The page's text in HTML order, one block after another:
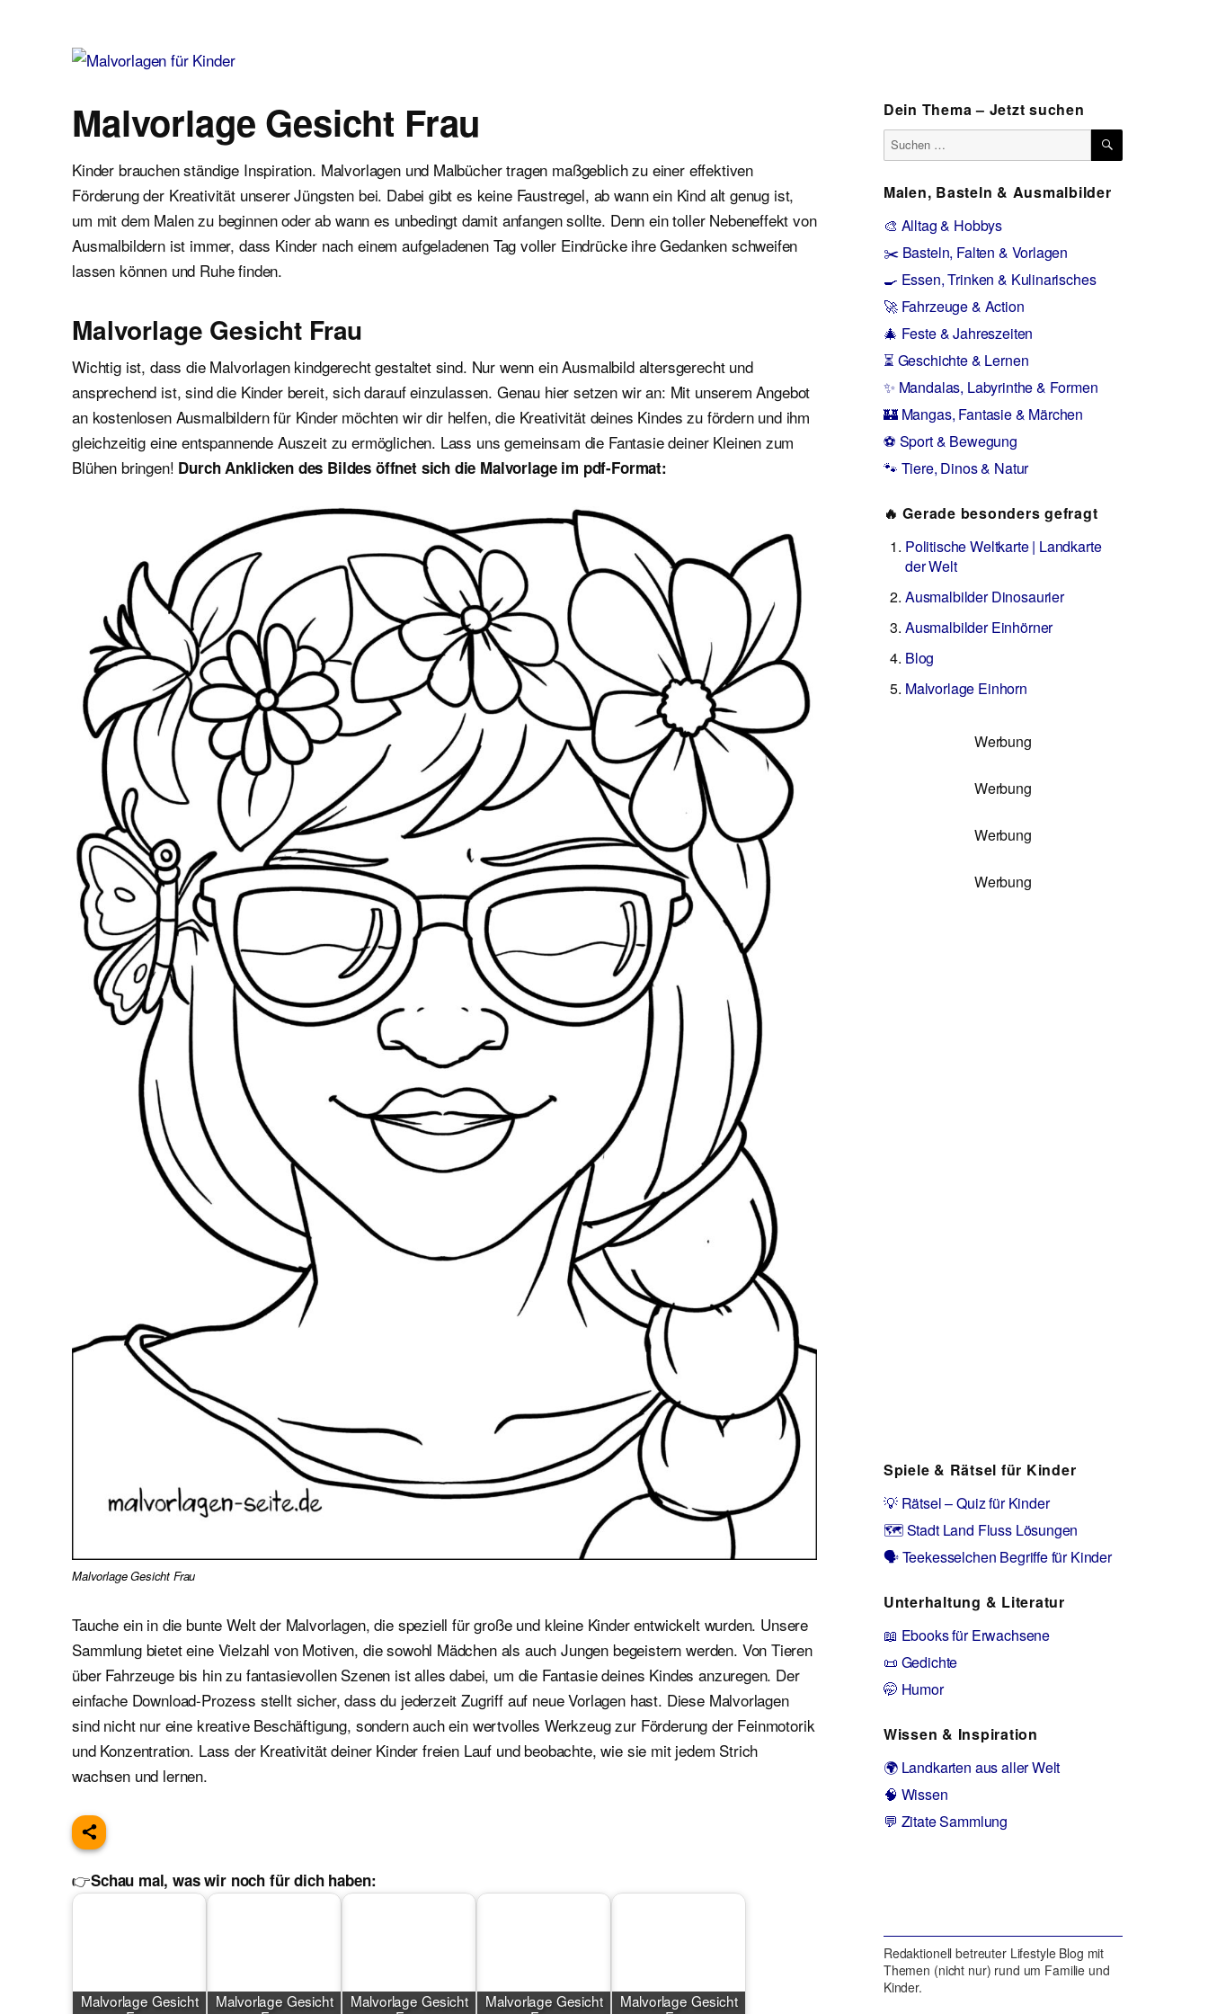
Malvorlage Gesicht Frau
Kinder brauchen ständige Inspiration. Malvorlagen und Malbücher tragen maßgeblich zu einer effektiven
Förderung der Kreativität unserer Jüngsten bei. Dabei gibt es keine Faustregel, ab wann ein Kind alt genug ist,
um mit dem Malen zu beginnen oder ab wann es unbedingt damit anfangen sollte. Denn ein toller Nebeneffekt von
Ausmalbildern ist immer, dass Kinder nach einem aufgeladenen Tag voller Eindrücke ihre Gedanken schweifen
lassen können und Ruhe finden.
Malvorlage Gesicht Frau
Wichtig ist, dass die Malvorlagen kindgerecht gestaltet sind. Nur wenn ein Ausmalbild altersgerecht und
ansprechend ist, sind die Kinder bereit, sich darauf einzulassen. Genau hier setzen wir an: Mit unserem Angebot
an kostenlosen Ausmalbildern für Kinder möchten wir dir helfen, die Kreativität deines Kindes zu fördern und ihm
gleichzeitig eine entspannende Auszeit zu ermöglichen. Lass uns gemeinsam die Fantasie deiner Kleinen zum
Blühen bringen! Durch Anklicken des Bildes öffnet sich die Malvorlage im pdf-Format:
Malvorlage Gesicht Frau
Tauche ein in die bunte Welt der Malvorlagen, die speziell für große und kleine Kinder entwickelt wurden. Unsere
Sammlung bietet eine Vielzahl von Motiven, die sowohl Mädchen als auch Jungen begeistern werden. Von Tieren
über Fahrzeuge bis hin zu fantasievollen Szenen ist alles dabei, um die Fantasie deines Kindes anzuregen. Der
einfache Download-Prozess stellt sicher, dass du jederzeit Zugriff auf neue Vorlagen hast. Diese Malvorlagen
sind nicht nur eine kreative Beschäftigung, sondern auch ein wertvolles Werkzeug zur Förderung der Feinmotorik
und Konzentration. Lass der Kreativität deiner Kinder freien Lauf und beobachte, wie sie mit jedem Strich
wachsen und lernen.
👉Schau mal, was wir noch für dich haben:
Malvorlage Gesicht
Malvorlage Gesicht
Malvorlage Gesicht
Malvorlage Gesicht
Malvorlage Gesicht
Dein Thema – Jetzt suchen
Suchen
nach:
SUCHEN
Malen, Basteln & Ausmalbilder
🎨 Alltag & Hobbys
✂️ Basteln, Falten & Vorlagen
🍳 Essen, Trinken & Kulinarisches
🚀 Fahrzeuge & Action
🎄 Feste & Jahreszeiten
⏳ Geschichte & Lernen
✨ Mandalas, Labyrinthe & Formen
🏰 Mangas, Fantasie & Märchen
⚽ Sport & Bewegung
🐾 Tiere, Dinos & Natur
🔥 Gerade besonders gefragt
Politische Weltkarte | Landkarte
der Welt
Ausmalbilder Dinosaurier
Ausmalbilder Einhörner
Blog
Malvorlage Einhorn
Werbung
Werbung
Werbung
Werbung
Spiele & Rätsel für Kinder
💡 Rätsel – Quiz für Kinder
🗺️ Stadt Land Fluss Lösungen
🗣️ Teekesselchen Begriffe für Kinder
Unterhaltung & Literatur
📖 Ebooks für Erwachsene
📜 Gedichte
🤭 Humor
Wissen & Inspiration
🌍 Landkarten aus aller Welt
🧠 Wissen
💬 Zitate Sammlung
Redaktionell betreuter Lifestyle Blog mit
Themen (nicht nur) rund um Familie und
Kinder.